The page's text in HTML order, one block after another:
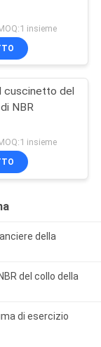
insieme
cuscinetto del
NBR
insieme
della
del collo della
di esercizio